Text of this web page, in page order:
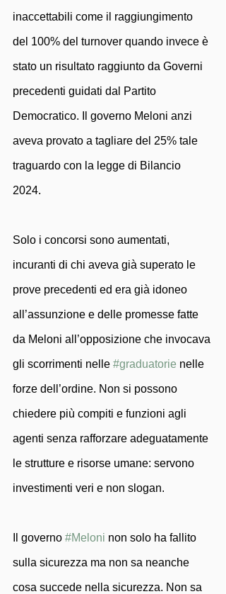
inaccettabili come il raggiungimento
del 100% del turnover quando invece è
stato un risultato raggiunto da Governi
precedenti guidati dal Partito
Democratico. Il governo Meloni anzi
aveva provato a tagliare del 25% tale
traguardo con la legge di Bilancio
2024.
Solo i concorsi sono aumentati,
incuranti di chi aveva già superato le
prove precedenti ed era già idoneo
all’assunzione e delle promesse fatte
da Meloni all’opposizione che invocava
gli scorrimenti nelle #graduatorie nelle
forze dell’ordine. Non si possono
chiedere più compiti e funzioni agli
agenti senza rafforzare adeguatamente
le strutture e risorse umane: servono
investimenti veri e non slogan.
Il governo #Meloni non solo ha fallito
sulla sicurezza ma non sa neanche
cosa succede nella sicurezza. Non sa